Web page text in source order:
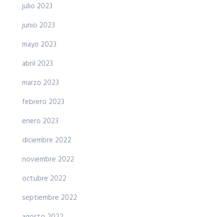
julio 2023
junio 2023
mayo 2023
abril 2023
marzo 2023
febrero 2023
enero 2023
diciembre 2022
noviembre 2022
octubre 2022
septiembre 2022